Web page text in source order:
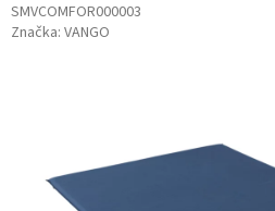
SMVCOMFOR000003
Značka: VANGO